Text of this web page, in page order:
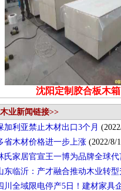
沈阳定制胶合板木箱
业新闻链接>>
加利亚禁止木材出口3个月
省木材价格进一步上涨(2022/8/
氏家居官宣王一博为品牌全球代
东临沂：产才融合推动木业转型
川全域限电停产5日！建材家具